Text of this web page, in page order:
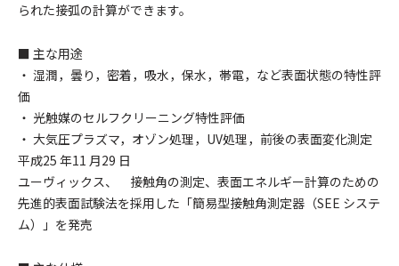
られた接弧の計算ができます。
■ 主な用途
・ 湿潤，曇り，密着，吸水，保水，帯電，など表面状態の特性評
価
・ 光触媒のセルフクリーニング特性評価
・ 大気圧プラズマ，オゾン処理，UV処理，前後の表面変化測定
平成25 年11 月29 日
ユーヴィックス、 接触角の測定、表面エネルギー計算のための
先進的表面試験法を採用した「簡易型接触角測定器（SEE システ
ム）」を発売